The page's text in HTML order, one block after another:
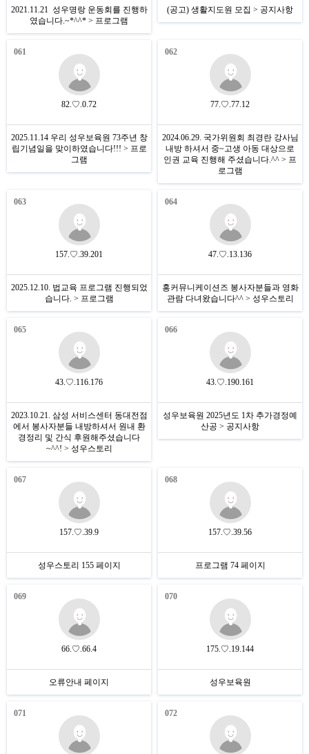
2021.11.21 성우명랑 운동회를 진행하
였습니다.~*^^* > 프로그램
(공고) 생활지도원 모집 > 공지사항
061
82.♡.0.72
2025.11.14 우리 성우보육원 73주년 창
립기념일을 맞이하였습니다!!! > 프로
그램
062
77.♡.77.12
2024.06.29. 국가위원회 최경란 강사님
내방 하셔서 중~고생 아동 대상으로
인권 교육 진행해 주셨습니다.^^ > 프
로그램
063
157.♡.39.201
2025.12.10. 법교육 프로그램 진행되었
습니다. > 프로그램
064
47.♡.13.136
홍커뮤니케이션즈 봉사자분들과 영화
관람 다녀왔습니다^^ > 성우스토리
065
43.♡.116.176
2023.10.21. 삼성 서비스센터 동대전점
에서 봉사자분들 내방하셔서 원내 환
경정리 및 간식 후원해주셨습니다
~^^! > 성우스토리
066
43.♡.190.161
성우보육원 2025년도 1차 추가경정예
산공 > 공지사항
067
157.♡.39.9
성우스토리 155 페이지
068
157.♡.39.56
프로그램 74 페이지
069
66.♡.66.4
오류안내 페이지
070
175.♡.19.144
성우보육원
071 072